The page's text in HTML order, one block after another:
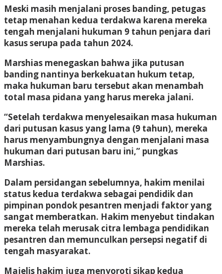
Meski masih menjalani proses banding, petugas
tetap menahan kedua terdakwa karena mereka
tengah menjalani hukuman 9 tahun penjara dari
kasus serupa pada tahun 2024.
Marshias menegaskan bahwa jika putusan
banding nantinya berkekuatan hukum tetap,
maka hukuman baru tersebut akan menambah
total masa pidana yang harus mereka jalani.
“Setelah terdakwa menyelesaikan masa hukuman
dari putusan kasus yang lama (9 tahun), mereka
harus menyambungnya dengan menjalani masa
hukuman dari putusan baru ini,” pungkas
Marshias.
Dalam persidangan sebelumnya, hakim menilai
status kedua terdakwa sebagai pendidik dan
pimpinan pondok pesantren menjadi faktor yang
sangat memberatkan. Hakim menyebut tindakan
mereka telah merusak citra lembaga pendidikan
pesantren dan memunculkan persepsi negatif di
tengah masyarakat.
Majelis hakim juga menyoroti sikap kedua